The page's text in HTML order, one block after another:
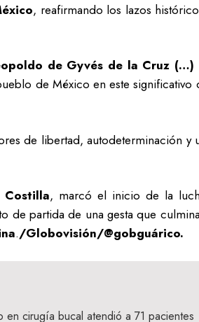
, reafirmando los lazos
de Gyvés de la Cruz (…)
de México en este significativo
de libertad, autodeterminación y
, marcó el inicio de la
de partida de una gesta que
./Globovisión/@gobguárico.
en cirugía bucal atendió a 71 pacientes